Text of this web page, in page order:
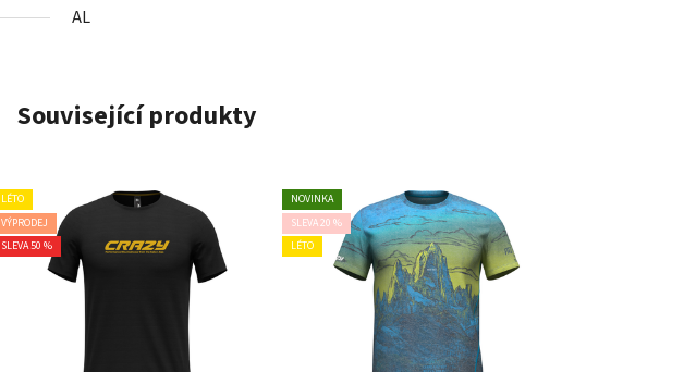
AL
Související produkty
LÉTO
VÝPRODEJ
SLEVA 50 %
NOVINKA
SLEVA 20 %
LÉTO